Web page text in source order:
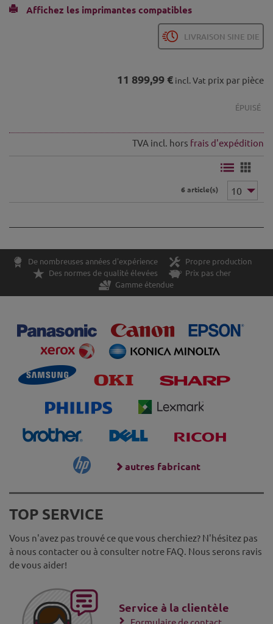
Affichez les imprimantes compatibles
LIVRAISON SINE DIE
11 899,99 € incl. Vat prix par pièce
ÉPUISÉ
TVA incl. hors frais d'expédition
6 article(s)
De nombreuses années d'expérience
Propre production
Des normes de qualité élevées
Prix pas cher
Gamme étendue
autres fabricant
TOP SERVICE
Vous n'avez pas trouvé ce que vous cherchiez? N'hésitez pas
à nous contacter ou à consulter notre FAQ. Nous serons ravis
de vous aider!
Service à la clientèle
Formulaire de contact